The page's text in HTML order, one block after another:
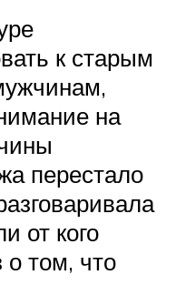
к старым
на
перестало
от кого
том, что